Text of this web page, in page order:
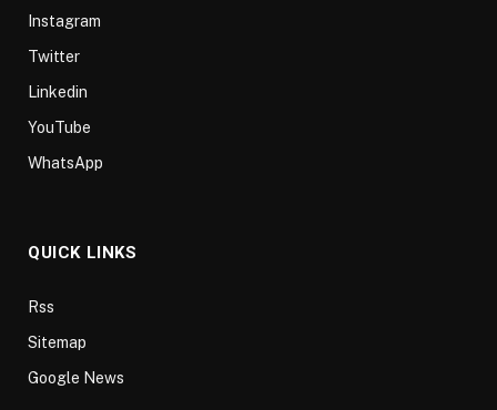
Instagram
Twitter
Linkedin
YouTube
WhatsApp
QUICK LINKS
Rss
Sitemap
Google News